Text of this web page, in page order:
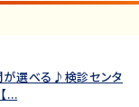
が選べる♪検診センタ
...